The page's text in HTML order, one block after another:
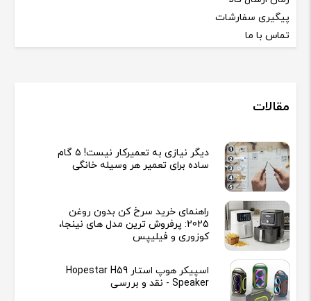
پیگیری سفارشات
تماس با ما
مقالات
دیگر نیازی به تعمیرکار نیست! ۵ گام
ساده برای تعمیر هر وسیله خانگی
راهنمای خرید سرخ کن بدون روغن
2025: پرفروش ترین مدل های نینجا،
کوزوری و فیلیپس
اسپیکر هوپ استار Hopestar H59
Speaker - نقد و بررسی